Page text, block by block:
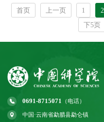
首页 上一页 1 2
下5页
0691-8715071 （电话）
中国·云南省勐腊县勐仑镇